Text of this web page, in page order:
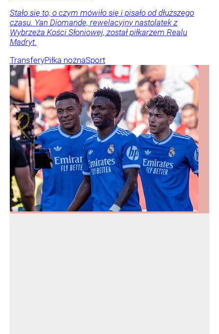
Stało się to, o czym mówiło się i pisało od dłuższego
czasu. Yan Diomande, rewelacyjny nastolatek z
Wybrzeża Kości Słoniowej, został piłkarzem Realu
Madryt.
TransferyPiłka nożnaSport